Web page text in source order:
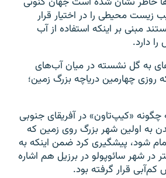
زیست محیطی را در اختیار قرار
مبنی بر اینکه استفاده از آب
دارد.
به گل نشسته در میان آب‌های
روزی چهارمین دریاچه بزرگ زمین؛
«کیپ‌تاون» در آفریقای جنوبی
به اولین شهر بزرگ روی زمین که
شود، پیشگیری کرد ضمن اینکه به
شهر سائوپولو در برزیل هم اشاره
قرار گرفته بود.